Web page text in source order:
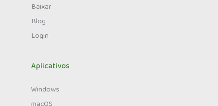
Baixar
Blog
Login
Aplicativos
Windows